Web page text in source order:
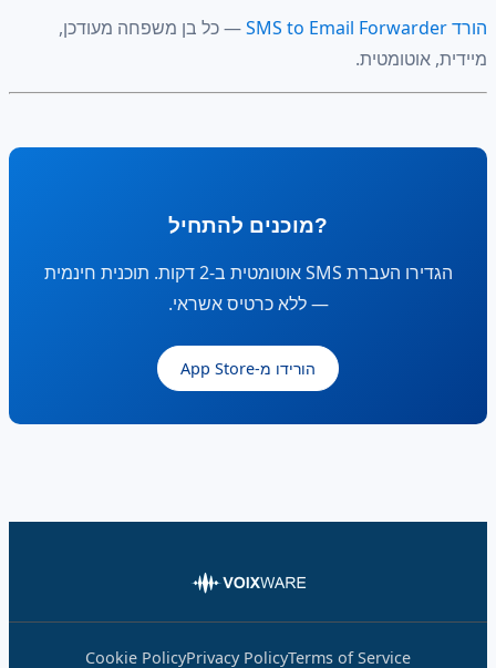
הורד SMS to Email Forwarder
— כל בן משפחה מעודכן,
מיידית, אוטומטית.
?מוכנים להתחיל
הגדירו העברת SMS אוטומטית ב-2 דקות. תוכנית חינמית
— ללא כרטיס אשראי.
הורידו מ-App Store
Terms of Service
Privacy Policy
Cookie Policy